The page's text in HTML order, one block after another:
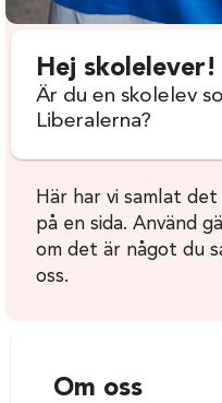
Hej skolelever!
Är du en skolelev
Liberalerna?
Här har vi samlat
på en sida. Använd
om det är något du
oss.
Om oss